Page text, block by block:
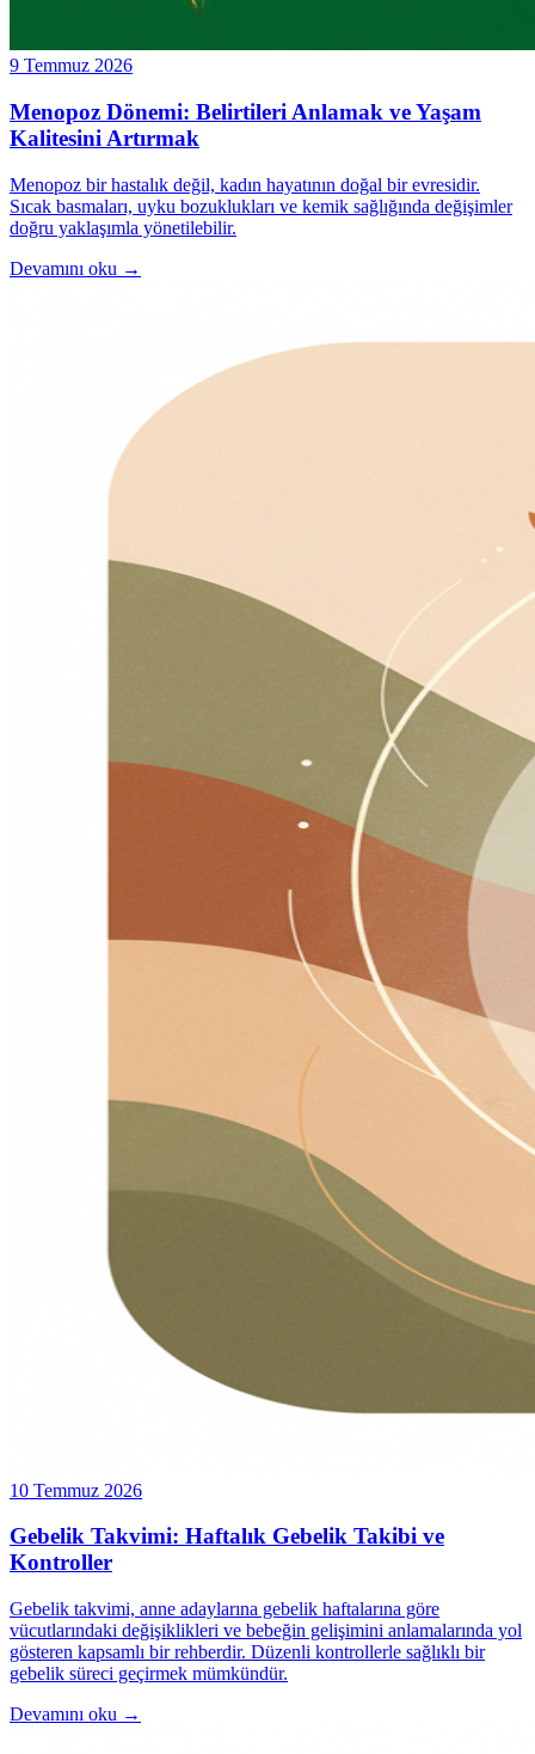
9 Temmuz 2026
Menopoz Dönemi: Belirtileri Anlamak ve Yaşam
Kalitesini Artırmak
Menopoz bir hastalık değil, kadın hayatının doğal bir evresidir.
Sıcak basmaları, uyku bozuklukları ve kemik sağlığında değişimler
doğru yaklaşımla yönetilebilir.
Devamını oku →
10 Temmuz 2026
Gebelik Takvimi: Haftalık Gebelik Takibi ve
Kontroller
Gebelik takvimi, anne adaylarına gebelik haftalarına göre
vücutlarındaki değişiklikleri ve bebeğin gelişimini anlamalarında yol
gösteren kapsamlı bir rehberdir. Düzenli kontrollerle sağlıklı bir
gebelik süreci geçirmek mümkündür.
Devamını oku →